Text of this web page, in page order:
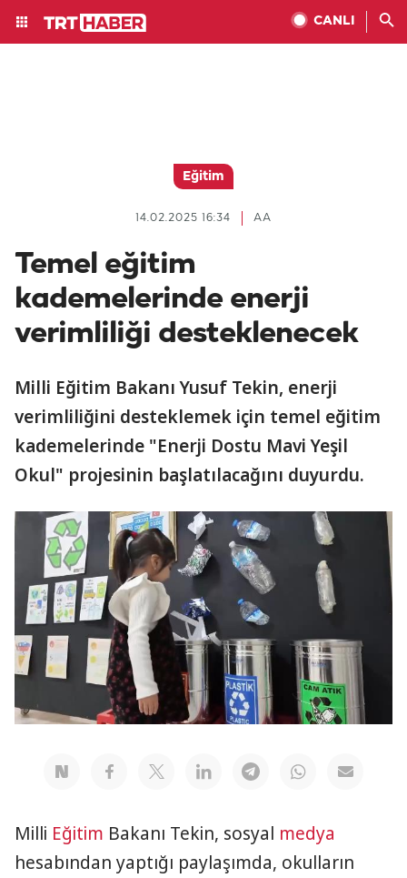
CANLI
Eğitim
AA
14.02.2025 16:34
Temel eğitim
kademelerinde enerji
verimliliği desteklenecek
Milli Eğitim Bakanı Yusuf Tekin, enerji
verimliliğini desteklemek için temel eğitim
kademelerinde "Enerji Dostu Mavi Yeşil
Okul" projesinin başlatılacağını duyurdu.
Milli Eğitim Bakanı Tekin, sosyal medya
hesabından yaptığı paylaşımda, okulların